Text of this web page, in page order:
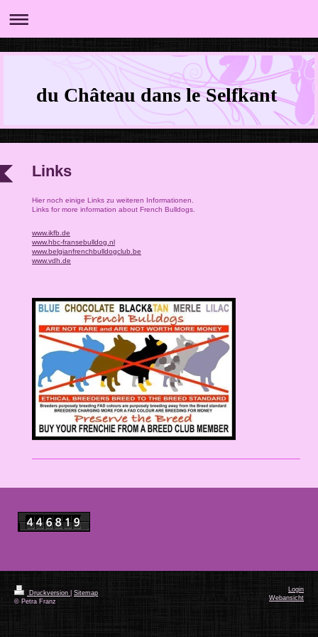
du Château dans le Selfkant
Links
Hier noch einige Links zu weiteren Informationen.
Links for more information about French Bulldogs.
www.ikfb.de
www.hbc-fransebulldog.nl
www.belgianfrenchbulldogclub.be
www.vdh.de
Druckversion
Sitemap
© Petra Franz
Login
Webansicht